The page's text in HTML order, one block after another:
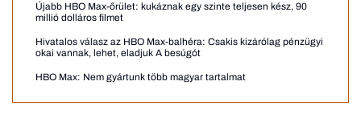
Újabb HBO Max-őrület: kukáznak egy szinte teljesen kész, 90
millió dolláros filmet
Hivatalos válasz az HBO Max-balhéra: Csakis kizárólag pénzügyi
okai vannak, lehet, eladjuk A besúgót
HBO Max: Nem gyártunk több magyar tartalmat